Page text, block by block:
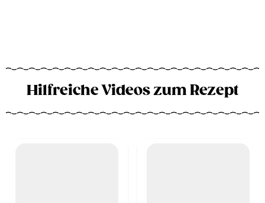
Hilfreiche Videos zum Rezept